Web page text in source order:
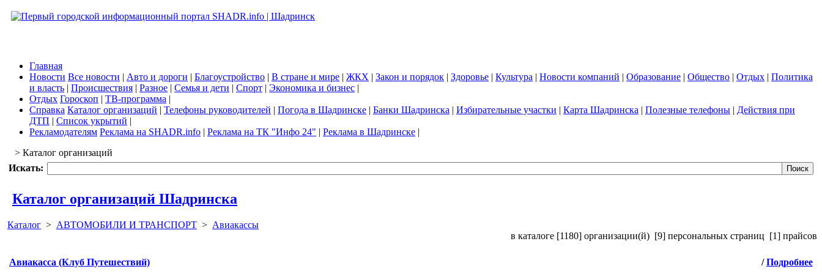
Главная
Новости Все новости | Авто и дороги | Благоустройство | В стране и мире | ЖКХ | Закон и порядок | Здоровье | Культура | Новости компаний | Образование | Общество | Отдых | Политика
и власть | Происшествия | Разное | Семья и дети | Спорт | Экономика и бизнес |
Отдых Гороскоп | ТВ-программа |
Справка Каталог организаций | Телефоны руководителей | Погода в Шадринске | Банки Шадринска | Избирательные участки | Карта Шадринска | Полезные телефоны | Действия при
ДТП | Список укрытий |
Рекламодателям Реклама на SHADR.info | Реклама на ТК "Инфо 24" | Реклама в Шадринске |
> Каталог организаций
Искать:
Каталог организаций Шадринска
Каталог > АВТОМОБИЛИ И ТРАНСПОРТ > Авиакассы
в каталоге [1180] организации(й) [9] персональных страниц [1] прайсов
Авиакасса (Клуб Путешествий) / Подробнее